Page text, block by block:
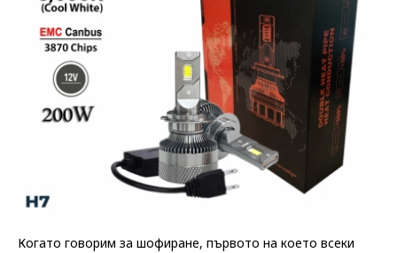
Когато говорим за шофиране, първото на което всеки